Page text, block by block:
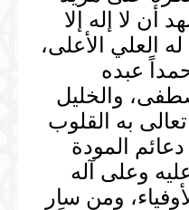
أن لا إله إلا
العلي الأعلى،
عبده
والخليل
به القلوب
المودة
وعلى آله
ومن سار